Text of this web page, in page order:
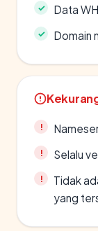
Data
Domain
Selalu
Tidak
yang